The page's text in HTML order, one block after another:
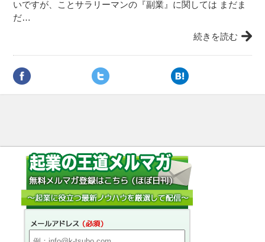
いですが、ことサラリーマンの『副業』に関しては まだま
だ…
続きを読む